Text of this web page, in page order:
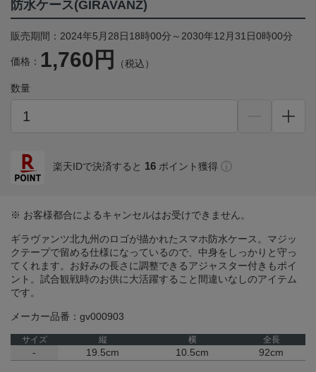
防水ケース(GIRAVANZ)
販売期間：2024年5月28日18時00分～2030年12月31日0時00分
価格： 1,760円 （税込）
数量
楽天IDで決済すると 16 ポイント獲得
※ お客様都合によるキャンセルはお受けできません。
ギラヴァンツ北九州のロゴが描かれたスマホ防水ケース。マジッ
クテープで留める仕様になっているので、中身をしっかりと守っ
てくれます。お好みの長さに調整できるアジャスター付きもポイ
ント。試合観戦時のお供に大活躍すること間違いなしのアイテム
です。
メーカー品番：gv000903
サイズ 縦 横 全長
- 19.5cm 10.5cm 92cm